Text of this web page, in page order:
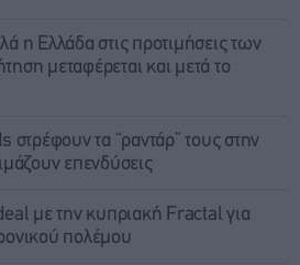
η Ελλάδα στις προτιμήσεις των
μεταφέρεται και μετά το
στρέφουν τα “ραντάρ” τους στην
επενδύσεις
με την κυπριακή Fractal για
πολέμου